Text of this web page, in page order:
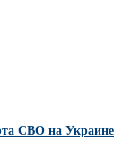
СВО на Украине